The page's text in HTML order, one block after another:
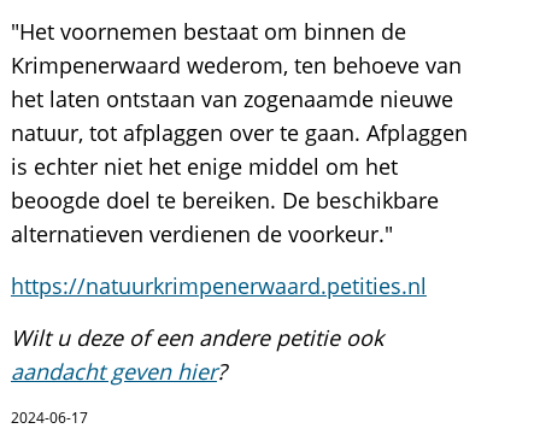
"Het voornemen bestaat om binnen de
Krimpenerwaard wederom, ten behoeve van
het laten ontstaan van zogenaamde nieuwe
natuur, tot afplaggen over te gaan. Afplaggen
is echter niet het enige middel om het
beoogde doel te bereiken. De beschikbare
alternatieven verdienen de voorkeur."
https://natuurkrimpenerwaard.petities.nl
Wilt u deze of een andere petitie ook
aandacht geven hier?
2024-06-17